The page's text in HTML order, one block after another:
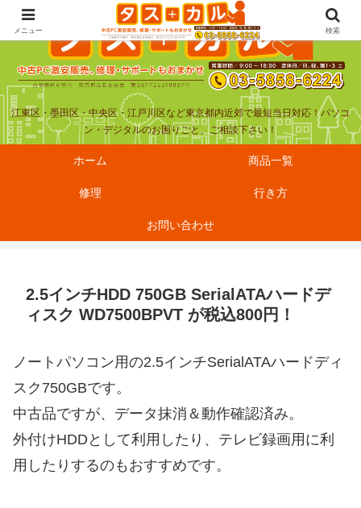
江東区・墨田区・中央区・江戸川区など東京都内近郊で最短当日対応！パソコ
ン・デジタルのお困りごと、ご相談下さい！
ホーム 商品一覧
修理 行き方
お問い合わせ
2.5インチHDD 750GB SerialATAハードデ
ィスク WD7500BPVT が税込800円！
ノートパソコン用の2.5インチSerialATAハードディ
スク750GBです。
中古品ですが、データ抹消＆動作確認済み。
外付けHDDとして利用したり、テレビ録画用に利
用したりするのもおすすめです。
メニュー 検索